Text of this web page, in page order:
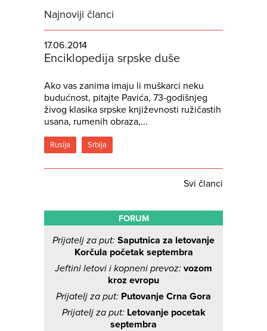
Najnoviji članci
17.06.2014
Enciklopedija srpske duše
Ako vas zanima imaju li muškarci neku
budućnost, pitajte Pavića, 73-godišnjeg
živog klasika srpske književnosti ružičastih
usana, rumenih obraza,...
Rusija Srbija
Svi članci
FORUM
Prijatelj za put: Saputnica za letovanje
Korčula početak septembra
Jeftini letovi i kopneni prevoz: vozom
kroz evropu
Prijatelj za put: Putovanje Crna Gora
Prijatelj za put: Letovanje pocetak
septembra